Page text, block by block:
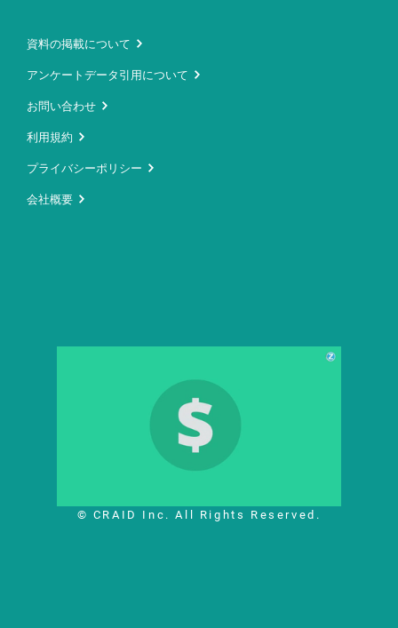
資料の掲載について
アンケートデータ引用について
お問い合わせ
利用規約
プライバシーポリシー
会社概要
© CRAID Inc. All Rights Reserved.